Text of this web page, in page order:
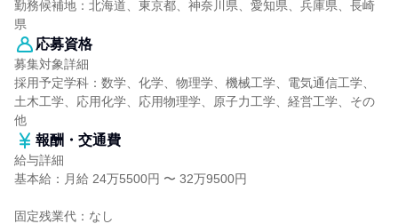
勤務候補地：北海道、東京都、神奈川県、愛知県、兵庫県、長崎
県
応募資格
募集対象詳細
採用予定学科：数学、化学、物理学、機械工学、電気通信工学、
土木工学、応用化学、応用物理学、原子力工学、経営工学、その
他
報酬・交通費
給与詳細
基本給：月給 24万5500円 〜 32万9500円
固定残業代：なし